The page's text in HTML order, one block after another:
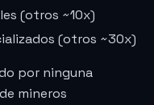
(otros ~10x)
(otros ~30x)
por ninguna
mineros